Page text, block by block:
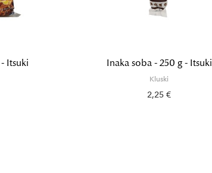
Itsuki Inaka soba - 250 g - Itsuki
Kluski
2,25 €